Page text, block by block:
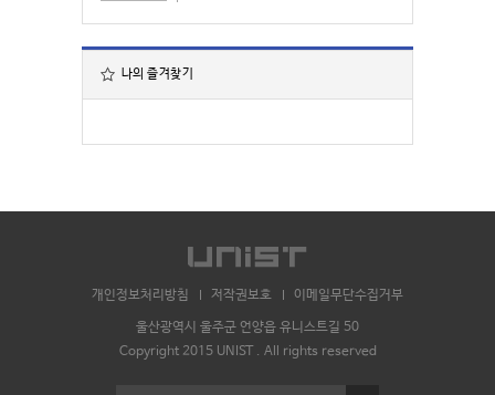
나의 즐겨찾기
개인정보처리방침 저작권보호 이메일무단수집거부
울산광역시 울주군 언양읍 유니스트길 50
Copyright 2015 UNIST . All rights reserved